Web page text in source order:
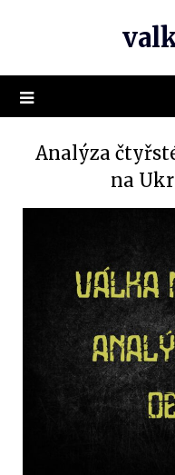
Analýza
na